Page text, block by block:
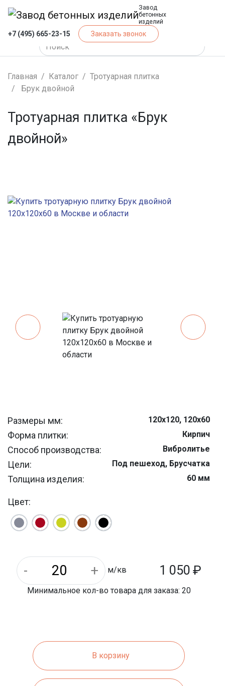
Завод
бетонных
изделий
+7 (495) 665-23-15 Заказать звонок
Главная Каталог
Тротуарная плитка
Брук двойной
Тротуарная плитка «Брук
двойной»
Размеры мм: 120x120, 120x60
Форма плитки: Кирпич
Способ производства: Вибролитье
Цели: Под пешеход, Брусчатка
Толщина изделия: 60 мм
На паллете м/кв:
Назначение:
Вес 1 паллета: 1200 кг
Цвет:
м/кв 1 050 ₽
Минимальное кол-во товара для заказа: 20
В корзину